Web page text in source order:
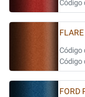
Código
Código
Código
FORD